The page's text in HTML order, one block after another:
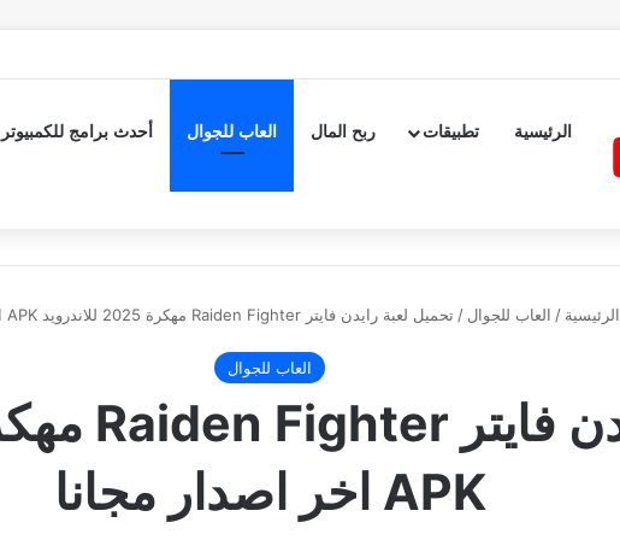
الرئيسية تطبيقات ربح المال العاب للجوال أحدث برامج للكمبيوتر
الرئيسية / العاب للجوال / تحميل لعبة رايدن فايتر Raiden Fighter مهكرة 2025 للاندرويد APK اخر اصدار مجانا
العاب للجوال
APK اخر اصدار مجانا